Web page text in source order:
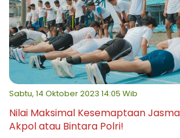
Sabtu, 14 Oktober 2023 14:05 Wib
Nilai Maksimal Kesemaptaan
Akpol atau Bintara Polri!